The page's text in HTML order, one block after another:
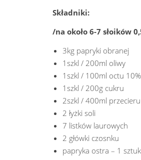
Składniki:
/na około 6-7 słoików
3kg papryki obranej
1szkl / 200ml oliwy
1szkl / 100ml octu 10%
1szkl / 200g cukru
2szkl / 400ml
2 łyżki soli
7 listków laurowych
2 główki czosnku
papryka ostra – 1